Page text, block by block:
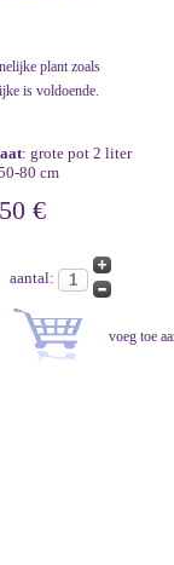
plant zoals
is voldoende.
: grote pot 2 liter
80 cm
€
aantal: